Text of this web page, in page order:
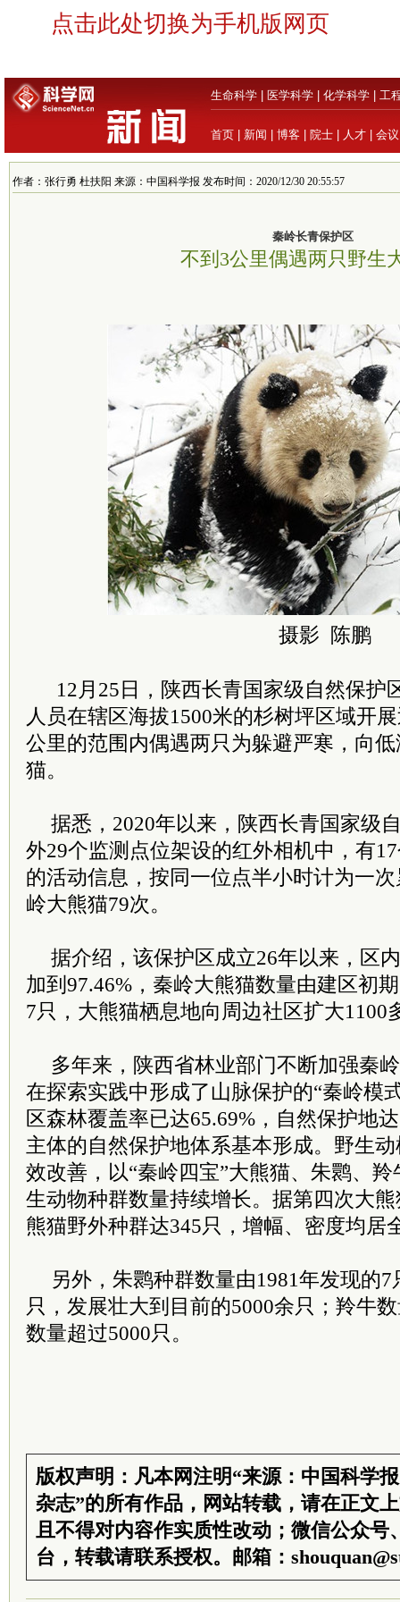
点击此处切换为手机版网页
生命科学 医学科学 化学科学 工
首页 新闻 博客 院士 人才 会议
作者：张行勇 杜扶阳 来源：中国科学报 发布时间：2020/12/30 20:55:57
秦岭长青保护区
不到3公里偶遇两只野生
摄影 陈鹏
12月25日，陕西长青国家级自然保护
人员在辖区海拔1500米的杉树坪区域开
公里的范围内偶遇两只为躲避严寒，向
猫。
据悉，2020年以来，陕西长青国家级
外29个监测点位架设的红外相机中，有
的活动信息，按同一位点半小时计为一
岭大熊猫79次。
据介绍，该保护区成立26年以来，区
加到97.46%，秦岭大熊猫数量由建区初
7只，大熊猫栖息地向周边社区扩大1100
多年来，陕西省林业部门不断加强秦
在探索实践中形成了山脉保护的“秦岭模
区森林覆盖率已达65.69%，自然保护地
主体的自然保护地体系基本形成。野生
效改善，以“秦岭四宝”大熊猫、朱鹮、
生动物种群数量持续增长。据第四次大
熊猫野外种群达345只，增幅、密度均居
另外，朱鹮种群数量由1981年发现的7
只，发展壮大到目前的5000余只；羚牛
数量超过5000只。
版权声明：凡本网注明“来源：中国科学
杂志”的所有作品，网站转载，请在正文
且不得对内容作实质性改动；微信公众号
台，转载请联系授权。邮箱：